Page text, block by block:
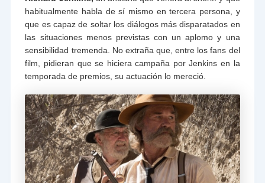
habitualmente habla de sí mismo en tercera persona, y
que es capaz de soltar los diálogos más disparatados en
las situaciones menos previstas con un aplomo y una
sensibilidad tremenda. No extraña que, entre los fans del
film, pidieran que se hiciera campaña por Jenkins en la
temporada de premios, su actuación lo mereció.